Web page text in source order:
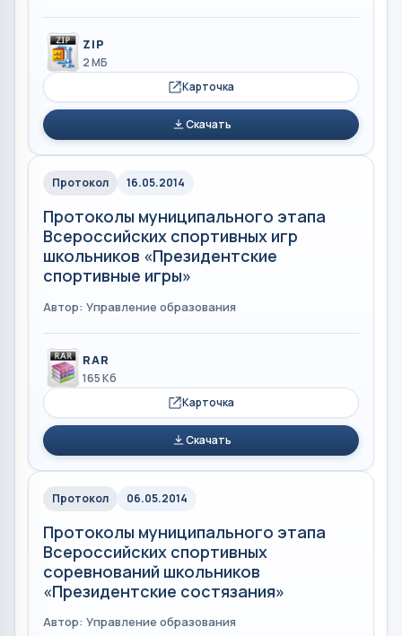
ZIP
2 МБ
Карточка
Скачать
Протокол 16.05.2014
Протоколы муниципального этапа
Всероссийских спортивных игр
школьников «Президентские
спортивные игры»
Автор: Управление образования
RAR
165 Кб
Карточка
Скачать
Протокол 06.05.2014
Протоколы муниципального этапа
Всероссийских спортивных
соревнований школьников
«Президентские состязания»
Автор: Управление образования